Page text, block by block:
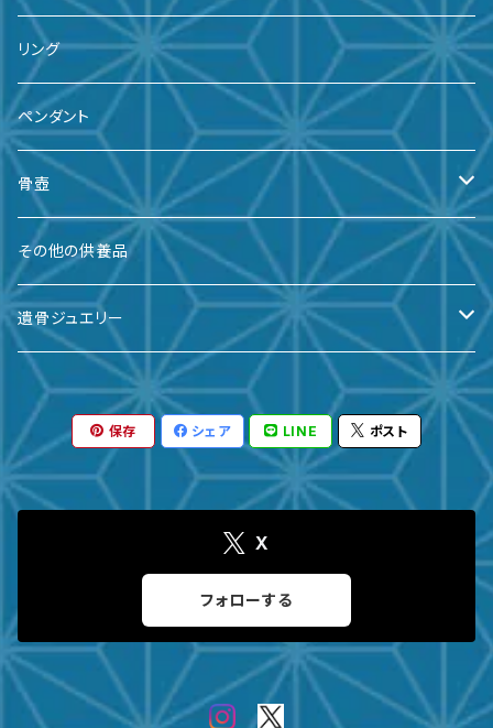
リング
ペンダント
骨壺
備前焼
九谷焼
有田焼
瀬戸焼
ガラス
サイズ
～３寸
その他の供養品
遺骨ジュエリー
遺骨ダイヤ
台座・リング
台座・ネックレス
保存 シェア LINE ポスト
X
フォローする